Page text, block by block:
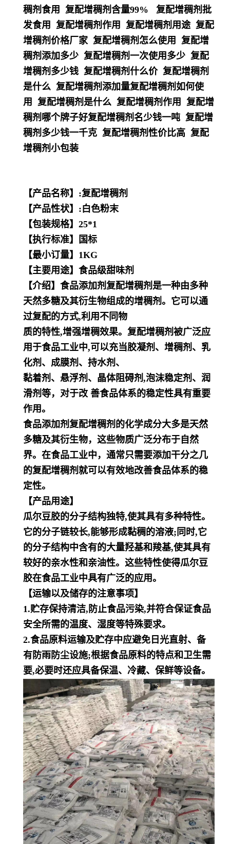
稠剂食用 复配增稠剂含量99% 复配增稠剂批
发食用 复配增稠剂作用 复配增稠剂用途 复配
增稠剂价格厂家 复配增稠剂怎么使用 复配增
稠剂添加多少 复配增稠剂一次使用多少 复配
增稠剂多少钱 复配增稠剂什么价 复配增稠剂
是什么 复配增稠剂添加量复配增稠剂如何使
用 复配增稠剂是什么 复配增稠剂作用 复配增
稠剂哪个牌子好复配增稠剂名少钱一吨 复配增
稠剂多少钱一千克 复配增稠剂性价比高 复配
增稠剂小包装
【产品名称】:复配增稠剂
【产品性状】:白色粉末
【包装规格】25*1
【执行标准】国标
【最小订量】1KG
【主要用途】食品级甜味剂
【介绍】食品添加剂复配增稠剂是一种由多种
天然多糖及其衍生物组成的增稠剂。它可以通
过复配的方式,利用不同物
质的特性,增强增稠效果。复配增稠剂被广泛应
用于食品工业中,可以充当胶凝剂、增稠剂、乳
化剂、成膜剂、持水剂、
黏着剂、悬浮剂、晶体阻碍剂,泡沫稳定剂、润
滑剂等，对于改 善食品体系的稳定性具有重要
作用。
食品添加剂复配增稠剂的化学成分大多是天然
多糖及其衍生物，这些物质广泛分布于自然
界。在食品工业中，通常只需要添加干分之几
的复配增稠剂就可以有效地改善食品体系的稳
定性。
【产品用途】
瓜尔豆胶的分子结构独特,使其具有多种特性。
它的分子链较长,能够形成黏稠的溶液;同时,它
的分子结构中含有的大量羟基和羧基,使其具有
较好的亲水性和亲油性。这些特性使得瓜尔豆
胶在食品工业中具有广泛的应用。
【运输以及储存的注意事项】
1.贮存保持清洁,防止食品污染,并符合保证食品
安全所需的温度、湿度等特殊要求。
2.食品原料运输及贮存中应避免日光直射、备
有防雨防尘设施;根据食品原料的特点和卫生需
要,必要时还应具备保温、冷藏、保鲜等设备。